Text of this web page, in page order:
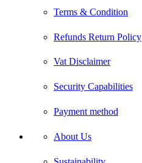
Terms & Condition
Refunds Return Policy
Vat Disclaimer
Security Capabilities
Payment method
About Us